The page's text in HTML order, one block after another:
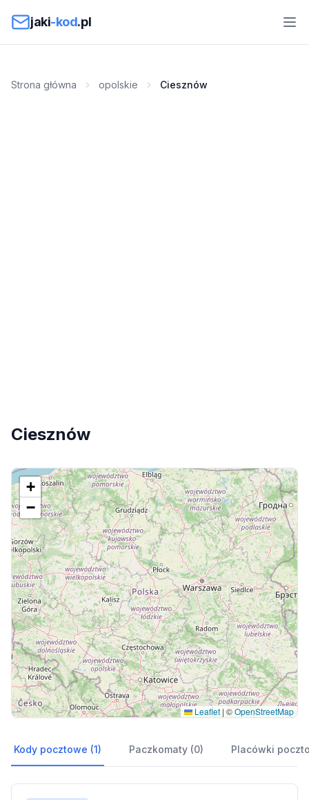
jaki-kod.pl
Strona główna opolskie Ciesznów
Ciesznów
+
−
Leaflet | ©OpenStreetMap
Kody pocztowe (1) Paczkomaty (0) Placówki